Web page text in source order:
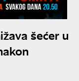
šećer u